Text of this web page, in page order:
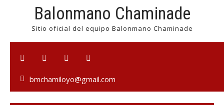
Balonmano Chaminade
Sitio oficial del equipo Balonmano Chaminade
bmchamiloyo@gmail.com